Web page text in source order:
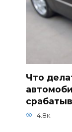
Что
4.8к.